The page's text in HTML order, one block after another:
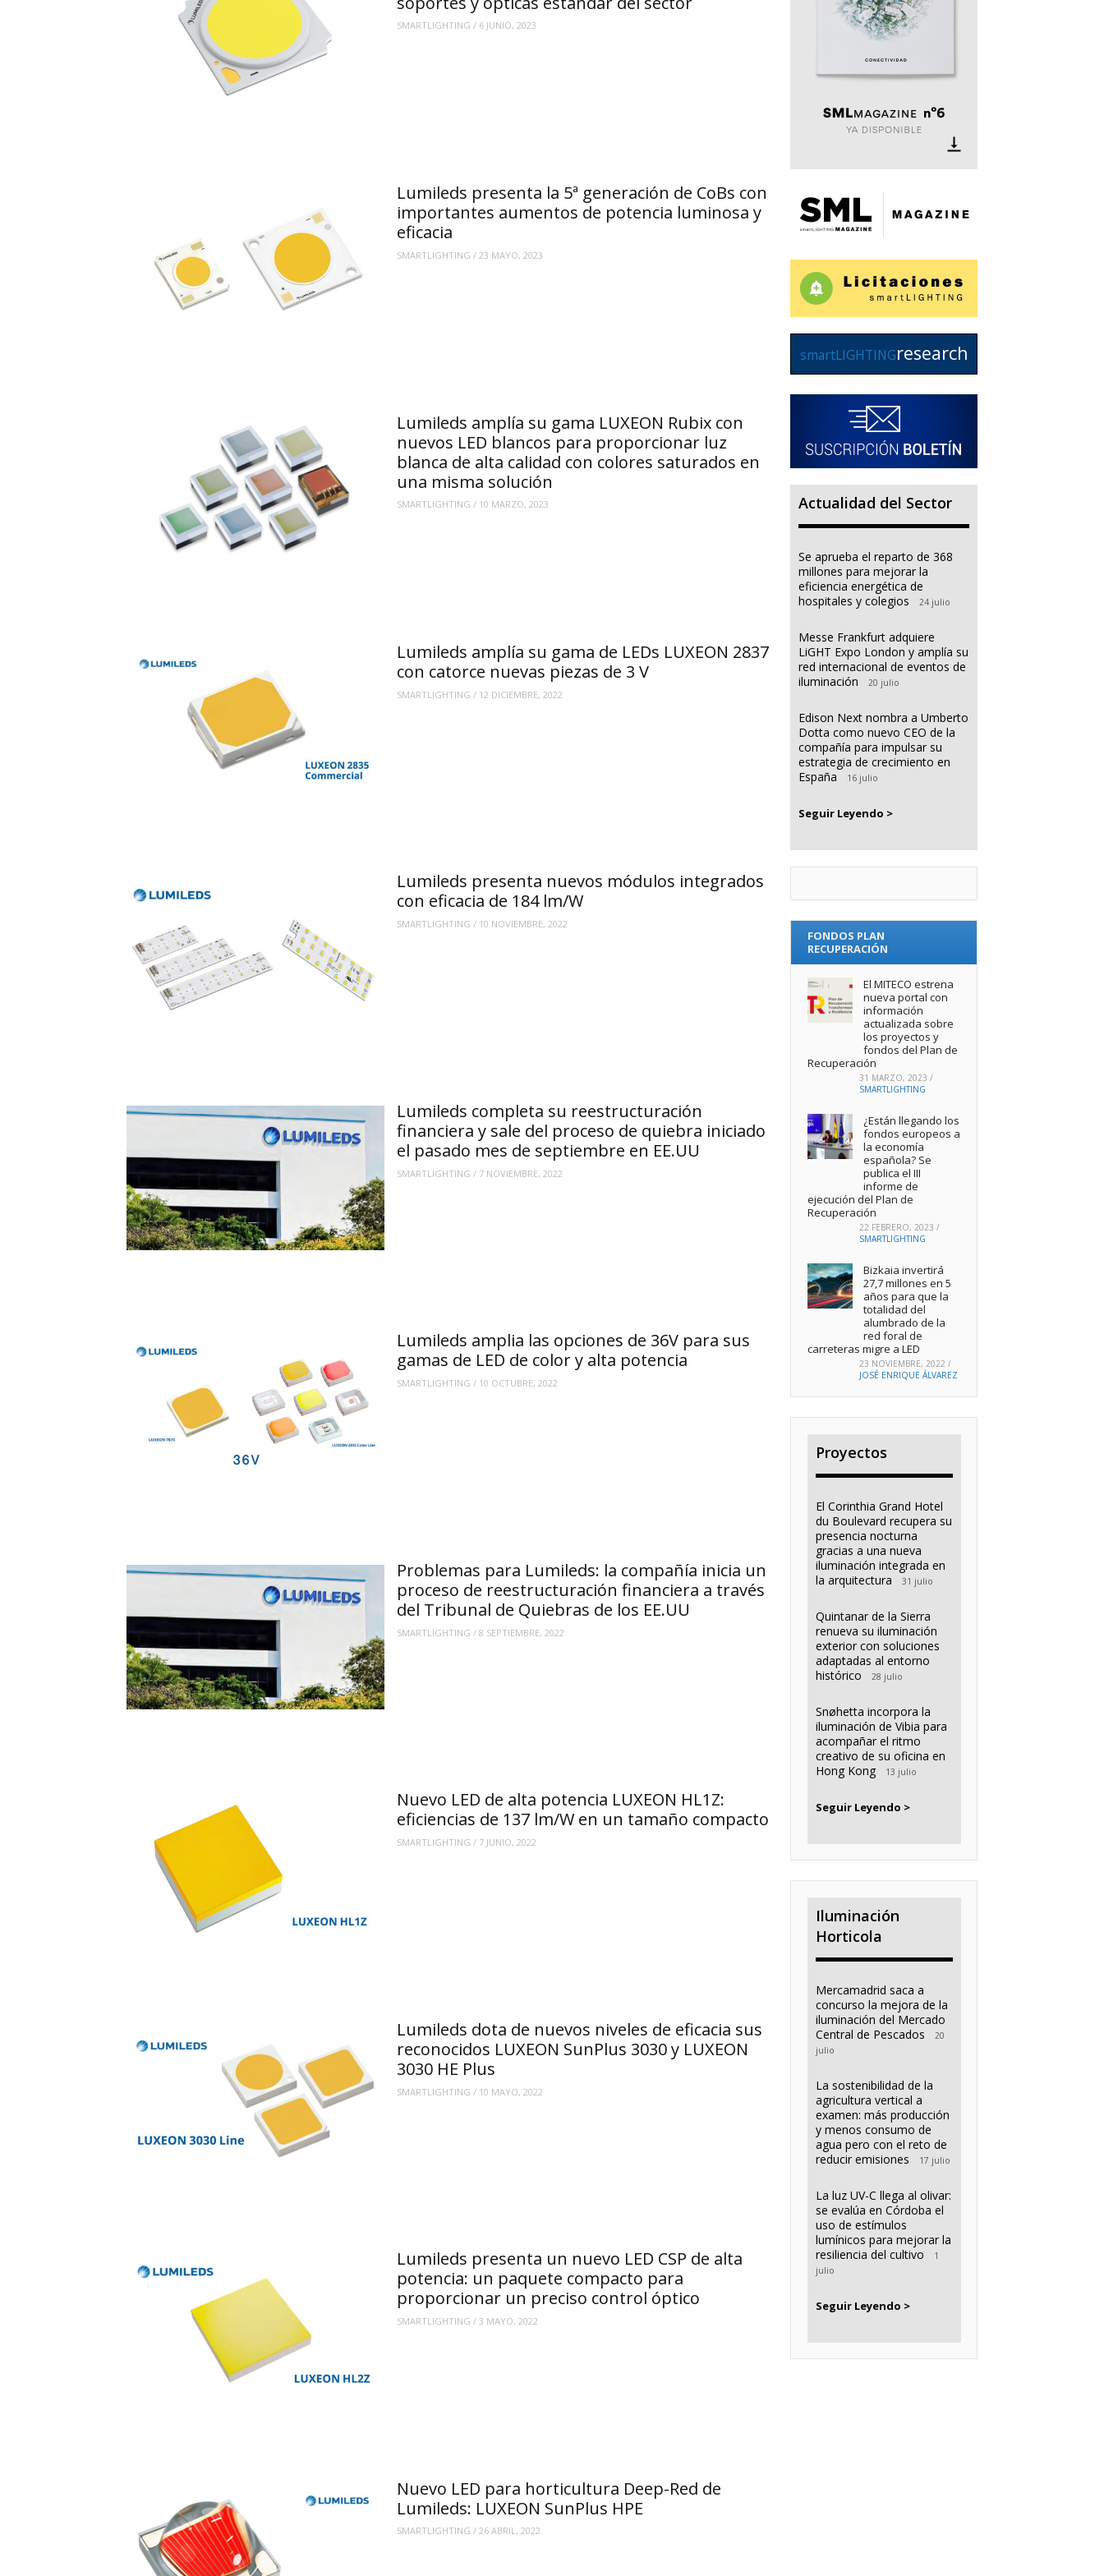
SMARTLIGHTING / 6 JUNIO, 2023
Lumileds presenta la 5ª generación de CoBs con
importantes aumentos de potencia luminosa y
eficacia
SMARTLIGHTING / 23 MAYO, 2023
Lumileds amplía su gama LUXEON Rubix con
nuevos LED blancos para proporcionar luz
blanca de alta calidad con colores saturados en
una misma solución
SMARTLIGHTING / 10 MARZO, 2023
Lumileds amplía su gama de LEDs LUXEON 2837
con catorce nuevas piezas de 3 V
SMARTLIGHTING / 12 DICIEMBRE, 2022
Lumileds presenta nuevos módulos integrados
con eficacia de 184 lm/W
SMARTLIGHTING / 10 NOVIEMBRE, 2022
Lumileds completa su reestructuración
financiera y sale del proceso de quiebra iniciado
el pasado mes de septiembre en EE.UU
SMARTLIGHTING / 7 NOVIEMBRE, 2022
Lumileds amplia las opciones de 36V para sus
gamas de LED de color y alta potencia
SMARTLIGHTING / 10 OCTUBRE, 2022
Problemas para Lumileds: la compañía inicia un
proceso de reestructuración financiera a través
del Tribunal de Quiebras de los EE.UU
SMARTLIGHTING / 8 SEPTIEMBRE, 2022
Nuevo LED de alta potencia LUXEON HL1Z:
eficiencias de 137 lm/W en un tamaño compacto
SMARTLIGHTING / 7 JUNIO, 2022
Lumileds dota de nuevos niveles de eficacia sus
reconocidos LUXEON SunPlus 3030 y LUXEON
3030 HE Plus
SMARTLIGHTING / 10 MAYO, 2022
Lumileds presenta un nuevo LED CSP de alta
potencia: un paquete compacto para
proporcionar un preciso control óptico
SMARTLIGHTING / 3 MAYO, 2022
Nuevo LED para horticultura Deep-Red de
Lumileds: LUXEON SunPlus HPE
SMARTLIGHTING / 26 ABRIL, 2022
smartLIGHTINGresearch
Actualidad del Sector
Se aprueba el reparto de 368
millones para mejorar la
eficiencia energética de
hospitales y colegios
24 julio
Messe Frankfurt adquiere
LiGHT Expo London y amplía su
red internacional de eventos de
iluminación
20 julio
Edison Next nombra a Umberto
Dotta como nuevo CEO de la
compañía para impulsar su
estrategia de crecimiento en
España
16 julio
Seguir Leyendo >
FONDOS PLAN
RECUPERACIÓN
El MITECO estrena
nueva portal con
información
actualizada sobre
los proyectos y
fondos del Plan de
Recuperación
31 MARZO, 2023 /
SMARTLIGHTING
¿Están llegando los
fondos europeos a
la economía
española? Se
publica el III
informe de
ejecución del Plan de
Recuperación
22 FEBRERO, 2023 /
SMARTLIGHTING
Bizkaia invertirá
27,7 millones en 5
años para que la
totalidad del
alumbrado de la
red foral de
carreteras migre a LED
23 NOVIEMBRE, 2022 /
JOSÉ ENRIQUE ÁLVAREZ
Proyectos
El Corinthia Grand Hotel
du Boulevard recupera su
presencia nocturna
gracias a una nueva
iluminación integrada en
la arquitectura
31 julio
Quintanar de la Sierra
renueva su iluminación
exterior con soluciones
adaptadas al entorno
histórico
28 julio
Snøhetta incorpora la
iluminación de Vibia para
acompañar el ritmo
creativo de su oficina en
Hong Kong
13 julio
Seguir Leyendo >
Iluminación
Horticola
Mercamadrid saca a
concurso la mejora de la
iluminación del Mercado
Central de Pescados
20
julio
La sostenibilidad de la
agricultura vertical a
examen: más producción
y menos consumo de
agua pero con el reto de
reducir emisiones
17 julio
La luz UV-C llega al olivar:
se evalúa en Córdoba el
uso de estímulos
lumínicos para mejorar la
resiliencia del cultivo
1
julio
Seguir Leyendo >